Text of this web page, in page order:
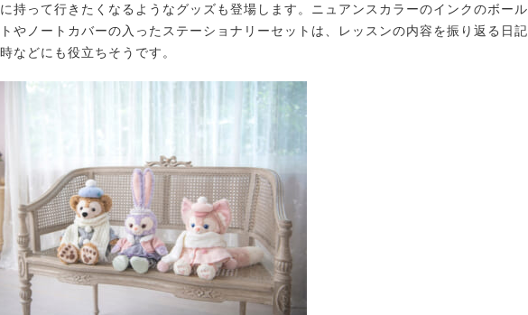
持って行きたくなるようなグッズも登場します。ニュアンスカラーのインクのボール
やノートカバーの入ったステーショナリーセットは、レッスンの内容を振り返る日記
などにも役立ちそうです。